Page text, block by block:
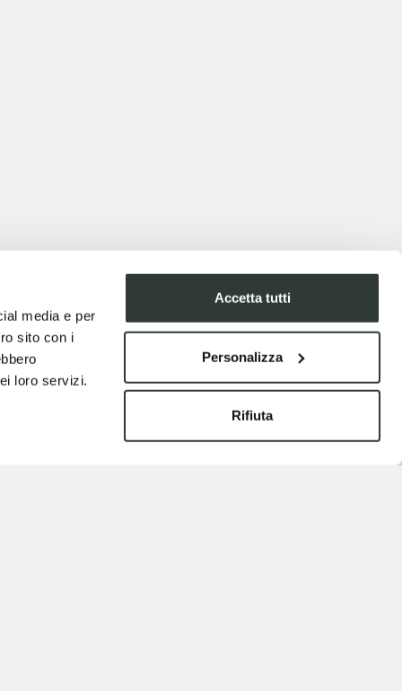
media e per
sito con i
loro servizi.
Accetta tutti
Personalizza
Rifiuta